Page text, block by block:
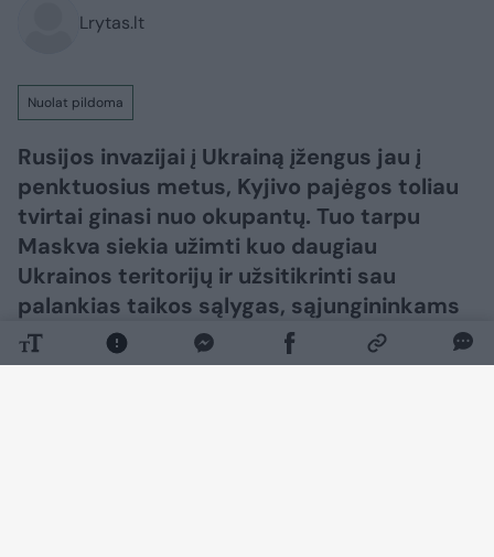
Lrytas.lt
Nuolat pildoma
Rusijos invazijai į Ukrainą įžengus jau į
penktuosius metus, Kyjivo pajėgos toliau
tvirtai ginasi nuo okupantų. Tuo tarpu
Maskva siekia užimti kuo daugiau
Ukrainos teritorijų ir užsitikrinti sau
palankias taikos sąlygas, sąjungininkams
siekiant skubiai užbaigti karą.​​​​​​​​​​​​​​​​​​​​​​​​​​​